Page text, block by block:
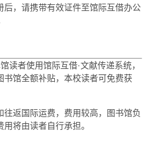
后，请携带有效证件至馆际互借办公
读者使用馆际互借·文献传递系统，
书馆全额补贴，本校读者可免费获
往返国际运费，费用较高，图书馆负
将由读者自行承担。